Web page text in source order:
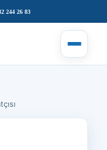
244 26 83